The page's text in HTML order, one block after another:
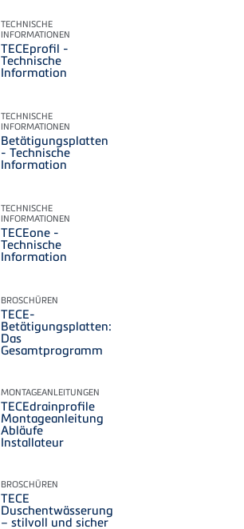
TECHNISCHE
INFORMATIONEN
TECEprofil -
Technische
Information
TECHNISCHE
INFORMATIONEN
Betätigungsplatten
- Technische
Information
TECHNISCHE
INFORMATIONEN
TECEone -
Technische
Information
BROSCHÜREN
TECE-
Betätigungsplatten:
Das
Gesamtprogramm
MONTAGEANLEITUNGEN
TECEdrainprofile
Montageanleitung
Abläufe
Installateur
BROSCHÜREN
TECE
Duschentwässerung
– stilvoll und sicher